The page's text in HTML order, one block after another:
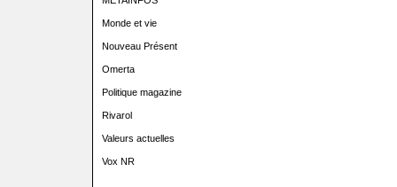
Monde et vie
Nouveau Présent
Omerta
Politique magazine
Rivarol
Valeurs actuelles
Vox NR